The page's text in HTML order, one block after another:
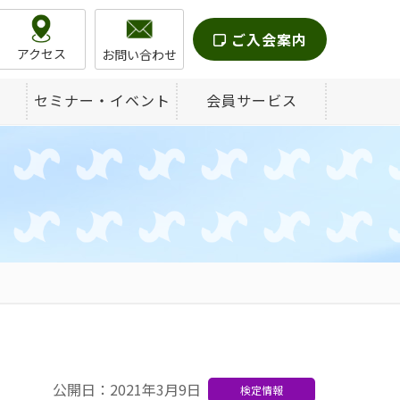
アクセス お問い合わせ
ご入会案内
セミナー・イベント 会員サービス
公開日：2021年3月9日 検定情報